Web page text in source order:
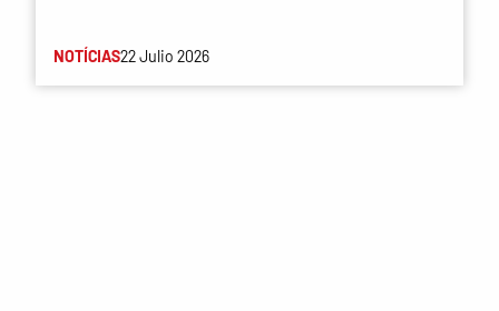
NOTÍCIAS22 Julio 2026